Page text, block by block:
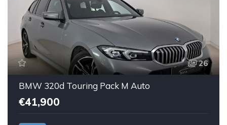
26
BMW 320d Touring Pack M Auto
€41,900